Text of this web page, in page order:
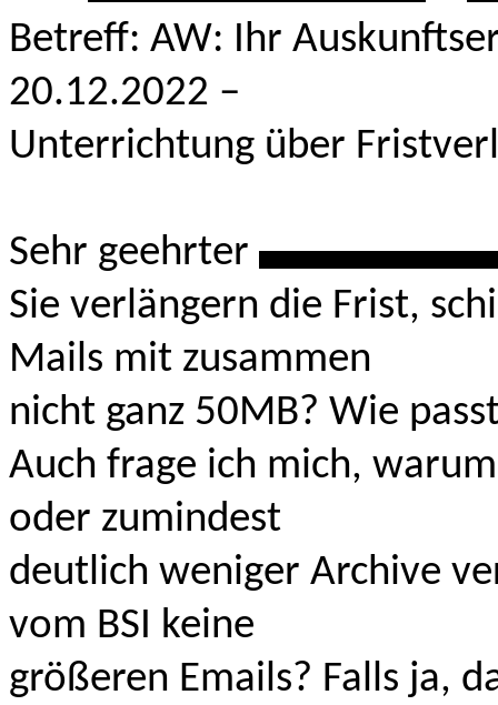
Betreff: AW: Ihr
20.12.2022 –
Unterrichtung über
Sehr geehrter
Sie verlängern die Frist,
Mails mit zusammen
nicht ganz 50MB? Wie
Auch frage ich mich,
oder zumindest
deutlich weniger Archive
vom BSI keine
größeren Emails? Falls ja,